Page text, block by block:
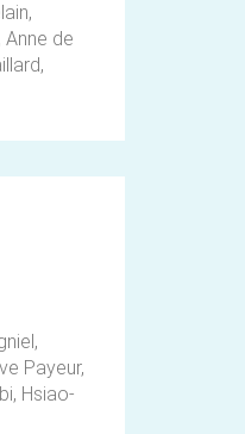
Anne de
Payeur,
Hsiao-